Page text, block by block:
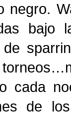
negro.
bajo
de
cada
de